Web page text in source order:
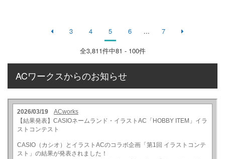
3 4 5 6 ... 7
全3,811件中81 - 100件
ACワークスからのお知らせ